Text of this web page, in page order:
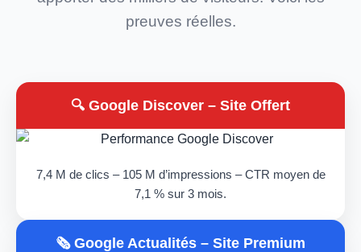
preuves réelles.
🔍 Google Discover – Site Offert
7,4 M de clics – 105 M d’impressions – CTR moyen de
7,1 % sur 3 mois.
🗞️ Google Actualités – Site Premium